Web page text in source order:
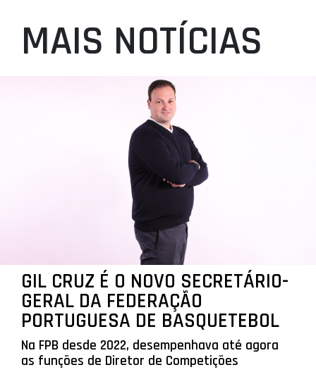
MAIS NOTÍCIAS
GIL CRUZ É O NOVO SECRETÁRIO-
GERAL DA FEDERAÇÃO
PORTUGUESA DE BASQUETEBOL
Na FPB desde 2022, desempenhava até agora
as funções de Diretor de Competições